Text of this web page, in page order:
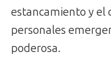
estancamiento y el
personales
poderosa.